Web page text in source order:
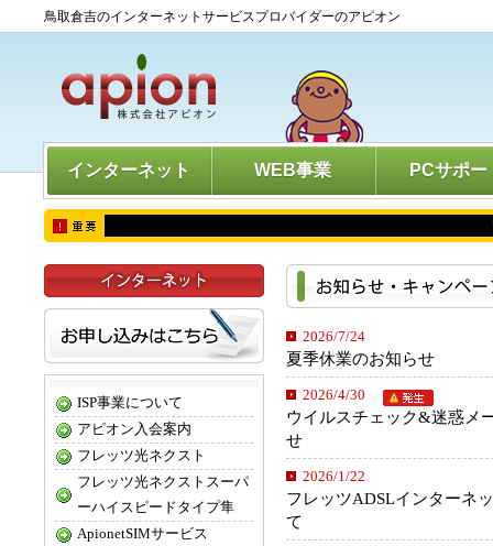
鳥取倉吉のインターネットサービスプロバイダーのアピオン
インターネット WEB事業 PCサポー
2026/7/24
夏季休業のお知らせ
2026/4/30
ウイルスチェック&迷惑メ
せ
2026/1/22
フレッツADSLインターネ
て
ISP事業について
アピオン入会案内
フレッツ光ネクスト
フレッツ光ネクストスーパ
ーハイスピードタイプ隼
ApionetSIMサービス